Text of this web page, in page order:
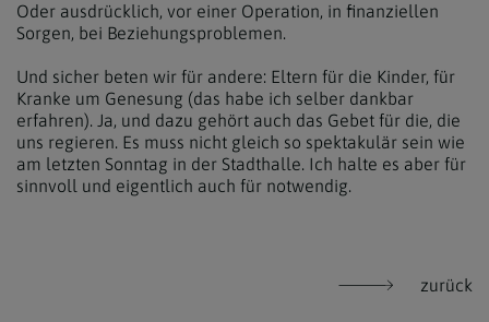
Oder ausdrücklich, vor einer Operation, in finanziellen
Sorgen, bei Beziehungsproblemen.
Und sicher beten wir für andere: Eltern für die Kinder, für
Kranke um Genesung (das habe ich selber dankbar
erfahren). Ja, und dazu gehört auch das Gebet für die, die
uns regieren. Es muss nicht gleich so spektakulär sein wie
am letzten Sonntag in der Stadthalle. Ich halte es aber für
sinnvoll und eigentlich auch für notwendig.
zurück